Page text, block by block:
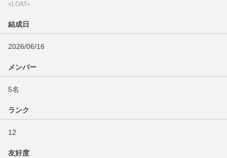
«LOAT»
結成日
2026/06/16
メンバー
5名
ランク
12
友好度